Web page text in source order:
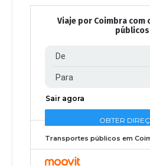
Viaje por Coimbra
públicos
Transportes públicos em